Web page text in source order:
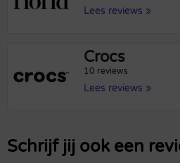
Lees reviews »
Crocs
10 reviews
Lees reviews »
Schrijf jij ook een